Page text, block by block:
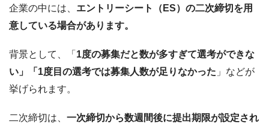
企業の中には、 エントリーシート（ES）の二次締切を用
意している場合があります。
背景として、「 1度の募集だと数が多すぎて選考ができな
い」「1度目の選考では募集人数が足りなかった 」などが
挙げられます。
二次締切は、 一次締切から数週間後に提出期限が設定され